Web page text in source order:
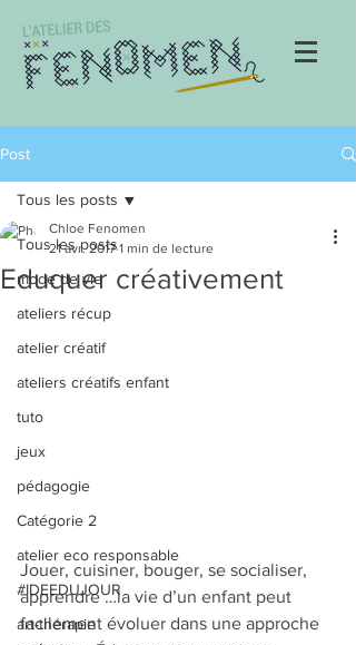
Post
Tous les posts
mode de vie
ateliers récup
atelier créatif
ateliers créatifs enfant
tuto
jeux
pédagogie
Catégorie 2
atelier eco responsable
#IDEEDUJOUR
art-thérapie
Tous les posts
Eduquer créativement
Chloe Fenomen
21 avr. 2017 1 min de lecture
Jouer, cuisiner, bouger, se socialiser,
apprendre …la vie d’un enfant peut
facilement évoluer dans une approche